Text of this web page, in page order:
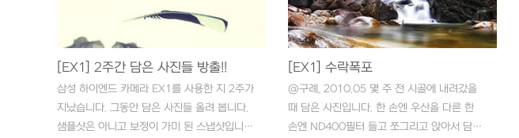
[EX1] 2주간 담은 사진들 방출!!
삼성 하이엔드 카메라 EX1를 사용한 지 2주가
지났습니다. 그동안 담은 사진들 올려 봅니다.
샘플샷은 아니고 보정이 가미 된 스냅샷입니
[EX1] 수락폭포
@구례, 2010.05 몇 주 전 시골에 내려갔을
때 담은 사진입니다. 한 손엔 우산을 다른 한
손엔 ND400필터 들고 쪼그리고 앉아서 담을